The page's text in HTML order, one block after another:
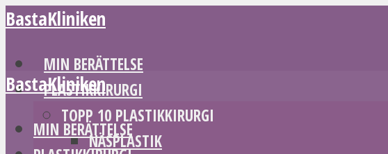
BastaKliniken
MIN BERÄTTELSE
PLASTIKKIRURGI
TOPP 10 PLASTIKKIRURGI
NÄSPLASTIK
BastaKliniken
MIN BERÄTTELSE